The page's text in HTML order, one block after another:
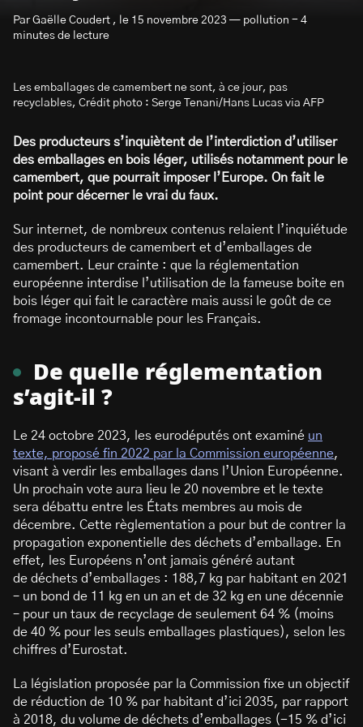
Par Gaëlle Coudert , le 15 novembre 2023 — pollution - 4
minutes de lecture
Les emballages de camembert ne sont, à ce jour, pas
recyclables, Crédit photo : Serge Tenani/Hans Lucas via AFP
Des producteurs s’inquiètent de l’interdiction d’utiliser
des emballages en bois léger, utilisés notamment pour le
camembert, que pourrait imposer l’Europe. On fait le
point pour décerner le vrai du faux.
Sur internet, de nombreux contenus relaient l’inquiétude
des producteurs de camembert et d’emballages de
camembert. Leur crainte : que la réglementation
européenne interdise l’utilisation de la fameuse boite en
bois léger qui fait le caractère mais aussi le goût de ce
fromage incontournable pour les Français.
De quelle réglementation
s’agit-il ?
Le 24 octobre 2023, les eurodéputés ont examiné un
texte, proposé fin 2022 par la Commission européenne,
visant à verdir les emballages dans l’Union Européenne.
Un prochain vote aura lieu le 20 novembre et le texte
sera débattu entre les États membres au mois de
décembre. Cette règlementation a pour but de contrer la
propagation exponentielle des déchets d’emballage. En
effet, les Européens n’ont jamais généré autant
de déchets d’emballages : 188,7 kg par habitant en 2021
– un bond de 11 kg en un an et de 32 kg en une décennie
– pour un taux de recyclage de seulement 64 % (moins
de 40 % pour les seuls emballages plastiques), selon les
chiffres d’Eurostat.
La législation proposée par la Commission fixe un objectif
de réduction de 10 % par habitant d’ici 2035, par rapport
à 2018, du volume de déchets d’emballages (-15 % d’ici
S’abonner à la newsletter